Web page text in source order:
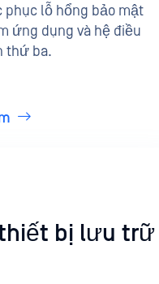
phục lỗ hổng bảo mật
ứng dụng và hệ điều
thứ ba.
bị lưu trữ